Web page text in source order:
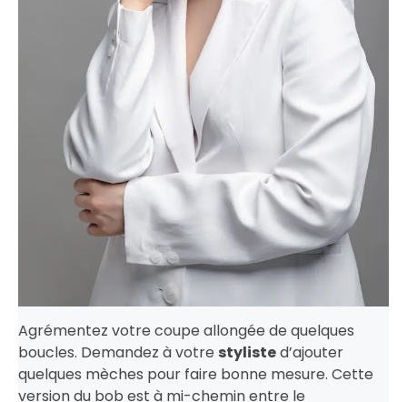
Agrémentez votre coupe allongée de quelques
boucles. Demandez à votre stylisted’ajouter
quelques mèches pour faire bonne mesure. Cette
version du bob est à mi-chemin entre le